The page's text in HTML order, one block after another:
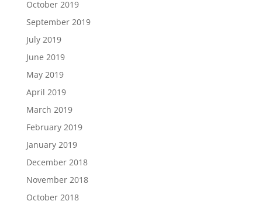
October 2019
September 2019
July 2019
June 2019
May 2019
April 2019
March 2019
February 2019
January 2019
December 2018
November 2018
October 2018